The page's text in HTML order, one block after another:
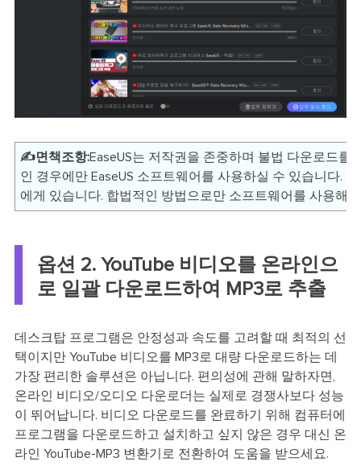
✍️면책조항:EaseUS는 저작권을 존중하며 불법 다운로드를
인 경우에만 EaseUS 소프트웨어를 사용하실 수 있습니다.
에게 있습니다. 합법적인 방법으로만 소프트웨어를 사용해
옵션 2. YouTube 비디오를 온라인으
로 일괄 다운로드하여 MP3로 추출
데스크탑 프로그램은 안정성과 속도를 고려할 때 최적의 선
택이지만 YouTube 비디오를 MP3로 대량 다운로드하는 데
가장 편리한 솔루션은 아닙니다. 편의성에 관해 말하자면,
온라인 비디오/오디오 다운로더는 실제로 경쟁사보다 성능
이 뛰어납니다. 비디오 다운로드를 완료하기 위해 컴퓨터에
프로그램을 다운로드하고 설치하고 싶지 않은 경우 대신 온
라인 YouTube-MP3 변환기로 전환하여 도움을 받으세요.